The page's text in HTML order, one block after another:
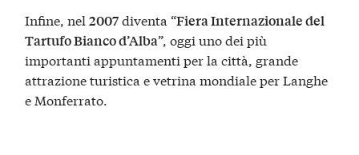
Infine, nel2007diventa “Fiera Internazionale del
Tartufo Bianco d’Alba”, oggi uno dei più
importanti appuntamenti per la città, grande
attrazione turistica e vetrina mondiale per Langhe
e Monferrato.